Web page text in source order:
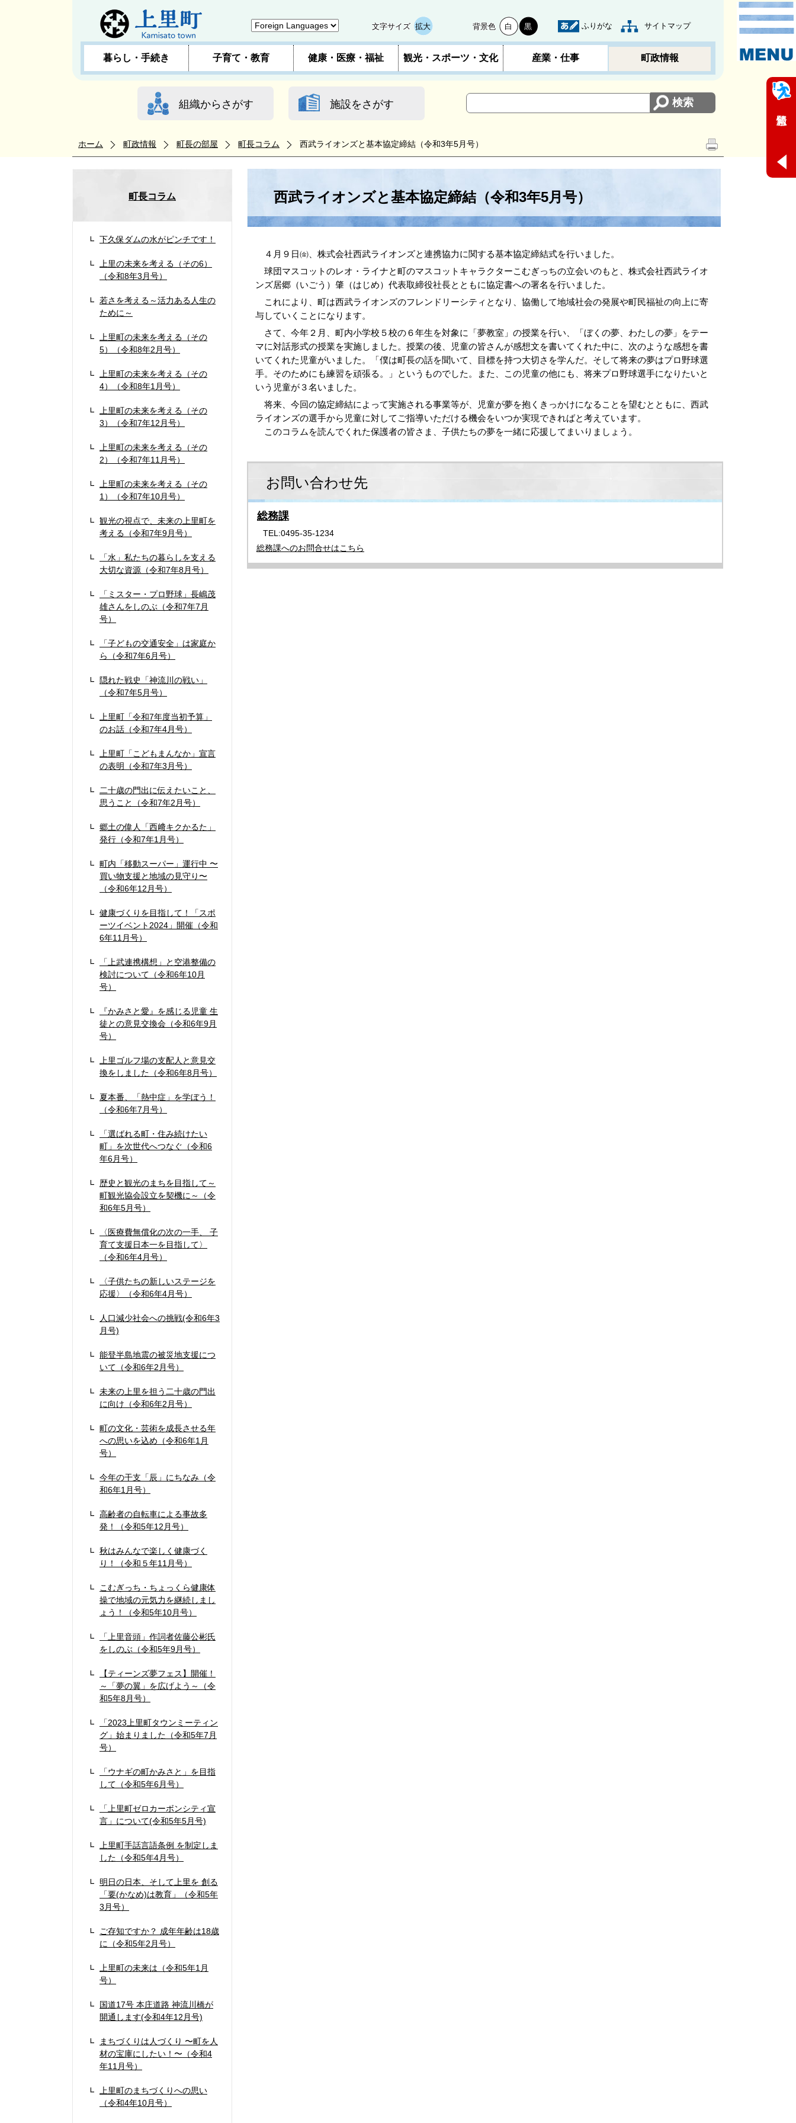
文字サイズ 拡大 背景色 白 黒 ふりがな サイトマップ
暮らし・手続き 子育て・教育 健康・医療・福祉 観光・スポーツ・文化 産業・仕事 町政情報
組織からさがす 施設をさがす
ホーム 町政情報 町長の部屋 町長コラム 西武ライオンズと基本協定締結（令和3年5月号）
町長コラム
下久保ダムの水がピンチです！
上里の未来を考える（その6）
（令和8年3月号）
若さを考える～活力ある人生の
ために～
上里町の未来を考える（その
5）（令和8年2月号）
上里町の未来を考える（その
4）（令和8年1月号）
上里町の未来を考える（その
3）（令和7年12月号）
上里町の未来を考える（その
2）（令和7年11月号）
上里町の未来を考える（その
1）（令和7年10月号）
観光の視点で、未来の上里町を
考える（令和7年9月号）
「水」私たちの暮らしを支える
大切な資源（令和7年8月号）
「ミスター・プロ野球」長嶋茂
雄さんをしのぶ（令和7年7月
号）
「子どもの交通安全」は家庭か
ら（令和7年6月号）
隠れた戦史「神流川の戦い」
（令和7年5月号）
上里町「令和7年度当初予算」
のお話（令和7年4月号）
上里町「こどもまんなか」宣言
の表明（令和7年3月号）
二十歳の門出に伝えたいこと、
思うこと（令和7年2月号）
郷土の偉人「西﨑キクかるた」
発行（令和7年1月号）
町内「移動スーパー」運行中 〜
買い物支援と地域の見守り〜
（令和6年12月号）
健康づくりを目指して！「スポ
ーツイベント2024」開催（令和
6年11月号）
「上武連携構想」と空港整備の
検討について（令和6年10月
号）
『かみさと愛』を感じる児童 生
徒との意見交換会（令和6年9月
号）
上里ゴルフ場の支配人と意見交
換をしました（令和6年8月号）
夏本番、「熱中症」を学ぼう！
（令和6年7月号）
「選ばれる町・住み続けたい
町」を次世代へつなぐ（令和6
年6月号）
歴史と観光のまちを目指して～
町観光協会設立を契機に～（令
和6年5月号）
〈医療費無償化の次の一手、 子
育て支援日本一を目指して〉
（令和6年4月号）
〈子供たちの新しいステージを
応援〉（令和6年4月号）
人口減少社会への挑戦(令和6年3
月号)
能登半島地震の被災地支援につ
いて（令和6年2月号）
未来の上里を担う二十歳の門出
に向け（令和6年2月号）
町の文化・芸術を成長させる年
への思いを込め（令和6年1月
号）
今年の干支「辰」にちなみ（令
和6年1月号）
高齢者の自転車による事故多
発！（令和5年12月号）
秋はみんなで楽しく健康づく
り！（令和５年11月号）
こむぎっち・ちょっくら健康体
操で地域の元気力を継続しまし
ょう！（令和5年10月号）
「上里音頭」作詞者佐藤公彬氏
をしのぶ（令和5年9月号）
【ティーンズ夢フェス】開催！
～「夢の翼」を広げよう～（令
和5年8月号）
「2023上里町タウンミーティン
グ」始まりました（令和5年7月
号）
「ウナギの町かみさと」を目指
して（令和5年6月号）
「上里町ゼロカーボンシティ宣
言」について(令和5年5月号)
上里町手話言語条例 を制定しま
した（令和5年4月号）
明日の日本、そして上里を 創る
「要(かなめ)は教育」（令和5年
3月号）
ご存知ですか？ 成年年齢は18歳
に（令和5年2月号）
上里町の未来は（令和5年1月
号）
国道17号 本庄道路 神流川橋が
開通します(令和4年12月号)
まちづくりは人づくり 〜町を人
材の宝庫にしたい！〜（令和4
年11月号）
上里町のまちづくりへの思い
（令和4年10月号）
西武ライオンズと基本協定締結（令和3年5月号）
４月９日㈮、株式会社西武ライオンズと連携協力に関する基本協定締結式を行いました。
球団マスコットのレオ・ライナと町のマスコットキャラクターこむぎっちの立会いのもと、株式会社西武ライオ
ンズ居郷（いごう）肇（はじめ）代表取締役社長とともに協定書への署名を行いました。
これにより、町は西武ライオンズのフレンドリーシティとなり、協働して地域社会の発展や町民福祉の向上に寄
与していくことになります。
さて、今年２月、町内小学校５校の６年生を対象に「夢教室」の授業を行い、「ぼくの夢、わたしの夢」をテー
マに対話形式の授業を実施しました。授業の後、児童の皆さんが感想文を書いてくれた中に、次のような感想を書
いてくれた児童がいました。「僕は町長の話を聞いて、目標を持つ大切さを学んだ。そして将来の夢はプロ野球選
手。そのためにも練習を頑張る。」というものでした。また、この児童の他にも、将来プロ野球選手になりたいと
いう児童が３名いました。
将来、今回の協定締結によって実施される事業等が、児童が夢を抱くきっかけになることを望むとともに、西武
ライオンズの選手から児童に対してご指導いただける機会をいつか実現できればと考えています。
このコラムを読んでくれた保護者の皆さま、子供たちの夢を一緒に応援してまいりましょう。
お問い合わせ先
総務課
TEL:0495-35-1234
総務課へのお問合せはこちら